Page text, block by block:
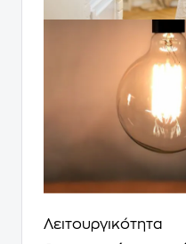
Λειτουργικότητα